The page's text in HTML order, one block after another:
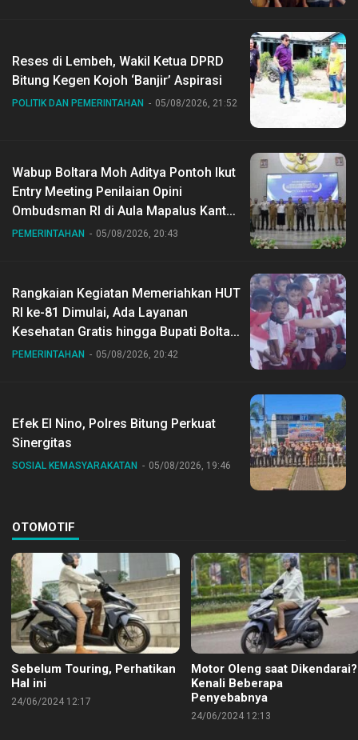
Reses di Lembeh, Wakil Ketua DPRD
Bitung Kegen Kojoh ‘Banjir’ Aspirasi
POLITIK DAN PEMERINTAHAN 05/08/2026, 21:52
Wabup Boltara Moh Aditya Pontoh Ikut
Entry Meeting Penilaian Opini
Ombudsman RI di Aula Mapalus Kantur
Gubernur Sulut
PEMERINTAHAN 05/08/2026, 20:43
Rangkaian Kegiatan Memeriahkan HUT
RI ke-81 Dimulai, Ada Layanan
Kesehatan Gratis hingga Bupati Boltara
Dr Sirajudin Lasena Ikut Jalan Sehat
PEMERINTAHAN 05/08/2026, 20:42
Efek El Nino, Polres Bitung Perkuat
Sinergitas
SOSIAL KEMASYARAKATAN 05/08/2026, 19:46
OTOMOTIF
Sebelum Touring, Perhatikan
Hal ini
24/06/2024 12:17
Motor Oleng saat Dikendarai?
Kenali Beberapa
Penyebabnya
24/06/2024 12:13